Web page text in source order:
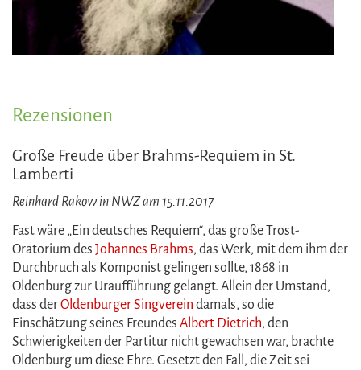
Rezensionen
Große Freude über Brahms-Requiem in St.
Lamberti
Reinhard Rakow in NWZ am 15.11.2017
Fast wäre „Ein deutsches Requiem“, das große Trost-
Oratorium des Johannes Brahms, das Werk, mit dem ihm der
Durchbruch als Komponist gelingen sollte, 1868 in
Oldenburg zur Uraufführung gelangt. Allein der Umstand,
dass derOldenburger Singverein damals, so die
Einschätzung seines Freundes Albert Dietrich, den
Schwierigkeiten der Partitur nicht gewachsen war, brachte
Oldenburg um diese Ehre. Gesetzt den Fall, die Zeit sei